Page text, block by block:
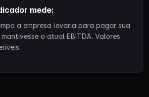
mede:
a empresa levaria para pagar sua
o atual EBITDA. Valores